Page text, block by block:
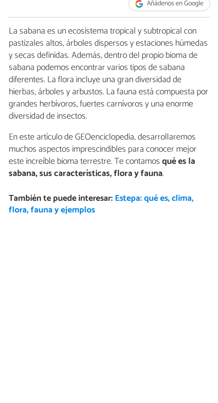
Añádenos en Google
La sabana es un ecosistema tropical y subtropical con
pastizales altos, árboles dispersos y estaciones húmedas
y secas definidas. Además, dentro del propio bioma de
sabana podemos encontrar varios tipos de sabana
diferentes. La flora incluye una gran diversidad de
hierbas, árboles y arbustos. La fauna está compuesta por
grandes herbívoros, fuertes carnívoros y una enorme
diversidad de insectos.
En este artículo de GEOenciclopedia, desarrollaremos
muchos aspectos imprescindibles para conocer mejor
este increíble bioma terrestre. Te contamosqué es la
sabana, sus características, flora y fauna.
También te puede interesar: Estepa: qué es, clima,
flora, fauna y ejemplos